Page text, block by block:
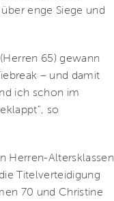
enge Siege und
65) gewann
– und damit
ich schon im
so
Herren-Altersklassen
Titelverteidigung
70 und Christine